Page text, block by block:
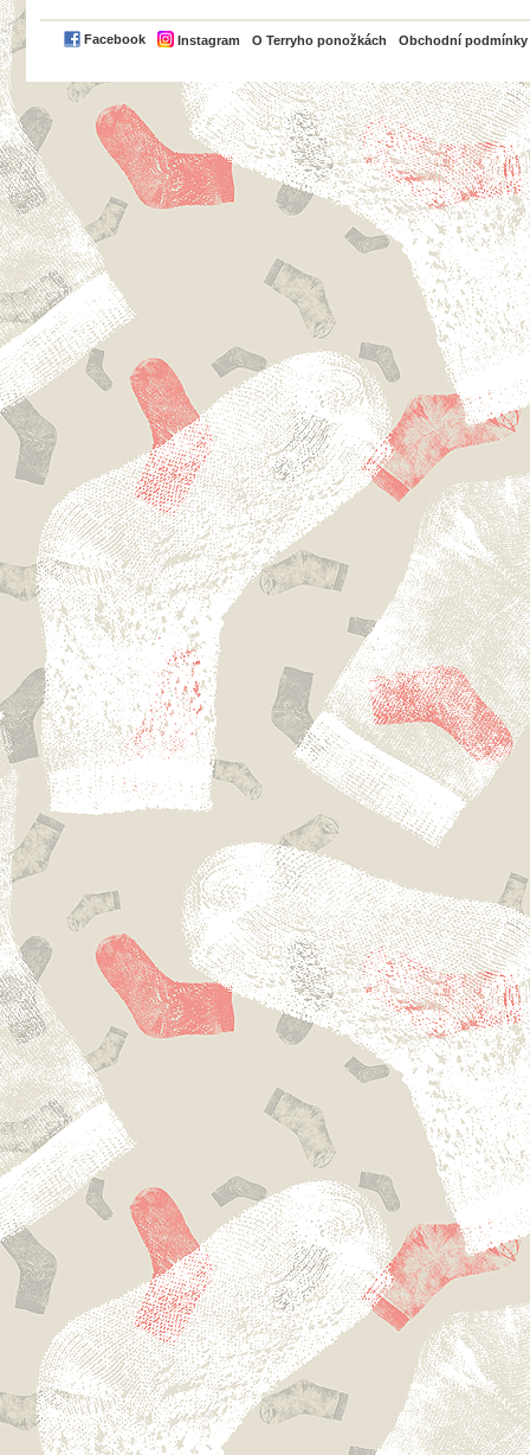
Facebook Instagram O Terryho ponožkách Obchodní podmínky
PayPal